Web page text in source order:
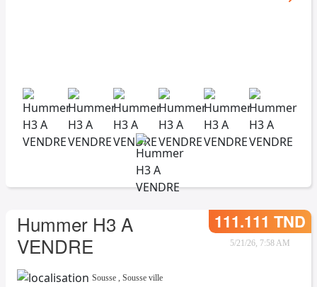
Hummer H3 A
VENDRE
111.111 TND
5/21/26, 7:58 AM
Sousse , Sousse ville